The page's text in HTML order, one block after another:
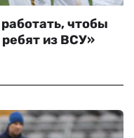
чтобы
из ВСУ»